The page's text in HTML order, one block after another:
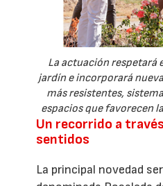
La actuación respetará
jardín e incorporará
más resistentes,
espacios que favorecen
Un recorrido a
sentidos
La principal novedad